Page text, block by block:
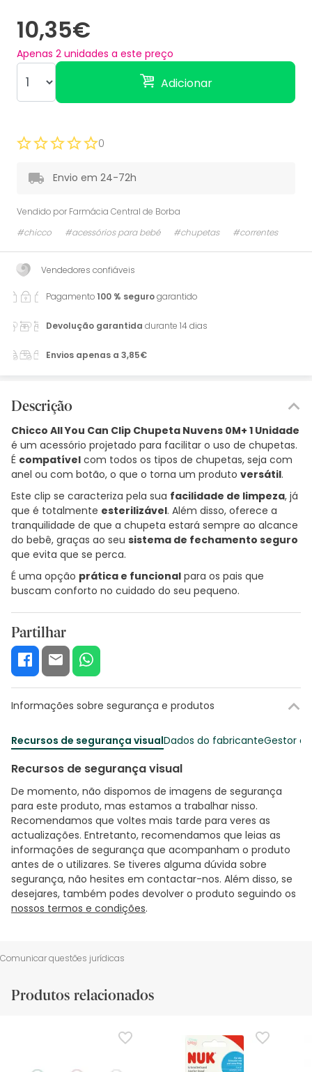
10,35€
Apenas 2 unidades a este preço
Adicionar
0
Envio em 24-72h
Vendido por Farmácia Central de Borba
#chicco
#acessórios para bebé #chupetas #correntes
Vendedores confiáveis
Pagamento100 % segurogarantido
Devolução garantida durante 14 dias
Envios apenas a 3,85€
Descrição
Chicco All You Can Clip Chupeta Nuvens 0M+ 1 Unidade
é um acessório projetado para facilitar o uso de chupetas.
É compatível com todos os tipos de chupetas, seja com
anel ou com botão, o que o torna um produto versátil.
Este clip se caracteriza pela sua facilidade de limpeza, já
que é totalmente esterilizável. Além disso, oferece a
tranquilidade de que a chupeta estará sempre ao alcance
do bebê, graças ao seu sistema de fechamento seguro
que evita que se perca.
É uma opção prática e funcional para os pais que
buscam conforto no cuidado do seu pequeno.
Partilhar
Informações sobre segurança e produtos
Recursos de segurança visualDados do fabricanteGestor
Recursos de segurança visual
De momento, não dispomos de imagens de segurança
para este produto, mas estamos a trabalhar nisso.
Recomendamos que voltes mais tarde para veres as
actualizações. Entretanto, recomendamos que leias as
informações de segurança que acompanham o produto
antes de o utilizares. Se tiveres alguma dúvida sobre
segurança, não hesites em contactar-nos. Além disso, se
desejares, também podes devolver o produto seguindo os
nossos termos e condições.
Comunicar questões jurídicas
Produtos relacionados